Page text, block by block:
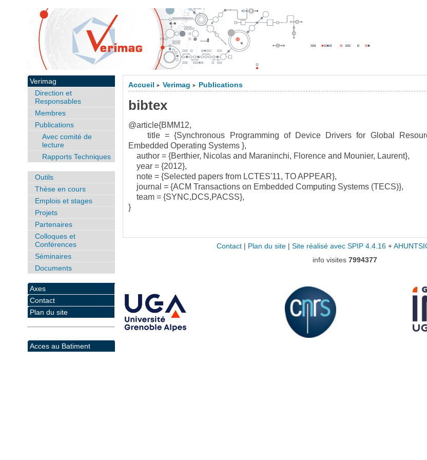
Accueil > Verimag > Publications
bibtex
@article{BMM12,
title = {Synchronous Programming of Device Drivers for Global
Embedded Operating Systems },
author = {Berthier, Nicolas and Maraninchi, Florence and Mounier, Laurent},
year = {2012},
note = {Selected papers from LCTES'11, TO APPEAR},
journal = {ACM Transactions on Embedded Computing Systems (TECS)},
team = {SYNC,DCS,PACSS},
}
Verimag
Direction et
Responsables
Membres
Publications
Avec comité de
lecture
Rapports Techniques
Outils
Thèse en cours
Emplois et stages
Projets
Partenaires
Colloques et
Conférences
Séminaires
Documents
Axes
Contact
Plan du site
Acces au Batiment
Contact| Plan du site| Site réalisé avec SPIP 4.4.16+
info visites 7994377